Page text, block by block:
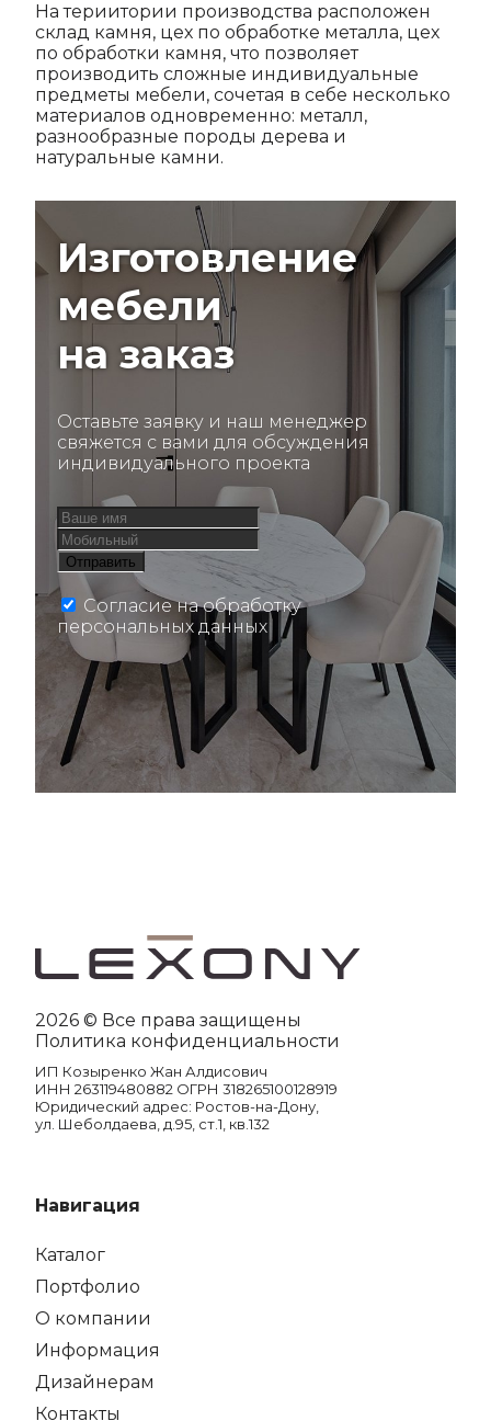
На териитории производства расположен
склад камня, цех по обработке металла, цех
по обработки камня, что позволяет
производить сложные индивидуальные
предметы мебели, сочетая в себе несколько
материалов одновременно: металл,
разнообразные породы дерева и
натуральные камни.
Изготовление
мебели
на заказ
Оставьте заявку и наш менеджер
свяжется с вами для обсуждения
индивидуального проекта
Согласие на обработку
персональных данных
2026 © Все права защищены
Политика конфиденциальности
ИП Козыренко Жан Алдисович
ИНН 263119480882 ОГРН 318265100128919
Юридический адрес: Ростов-на-Дону,
ул. Шеболдаева, д.95, ст.1, кв.132
Навигация
Каталог
Портфолио
О компании
Информация
Дизайнерам
Контакты